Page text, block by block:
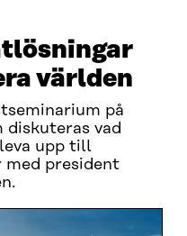
världen
på
vad
upp till
med president